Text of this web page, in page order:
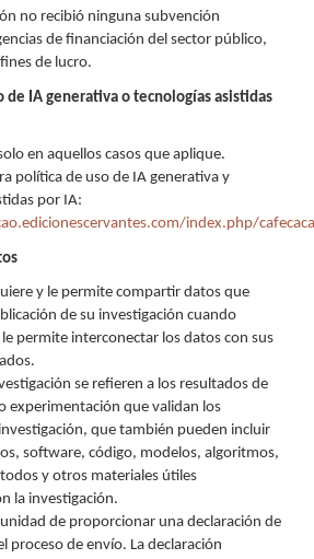
no recibió ninguna subvención
de financiación del sector público,
de lucro.
de IA generativa o tecnologías asistidas
en aquellos casos que aplique.
política de uso de IA generativa y
por IA:
index.php/
y le permite compartir datos que
de su investigación cuando
permite interconectar los datos con sus
se refieren a los resultados de
experimentación que validan los
que también pueden incluir
software, código, modelos, algoritmos,
y otros materiales útiles
la investigación.
de proporcionar una declaración de
proceso de envío. La declaración